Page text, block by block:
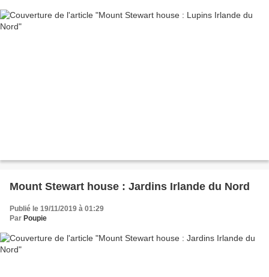
Mount Stewart house : Jardins Irlande du Nord
Publié le 19/11/2019 à 01:29
Par Poupie